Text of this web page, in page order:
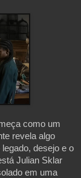
como um
revela algo
desejo e o
Julian Sklar
em uma